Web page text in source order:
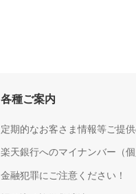
各種ご案内
定期的なお客さま情報等ご提
楽天銀行へのマイナンバー（
金融犯罪にご注意ください！